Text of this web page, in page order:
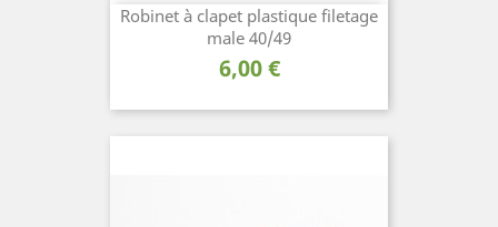
Robinet à clapet plastique filetage
male 40/49
Prix
6,00 €